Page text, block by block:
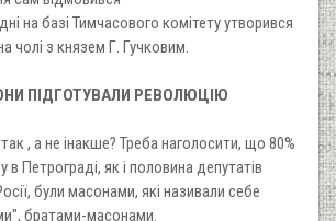
на базі Тимчасового комітету утворився
чолі з князем Г. Гучковим.
ПІДГОТУВАЛИ РЕВОЛЮЦІЮ
, а не інакше? Треба наголосити, що 80%
в Петрограді, як і половина депутатів
були масонами, які називали себе
братами-масонами.